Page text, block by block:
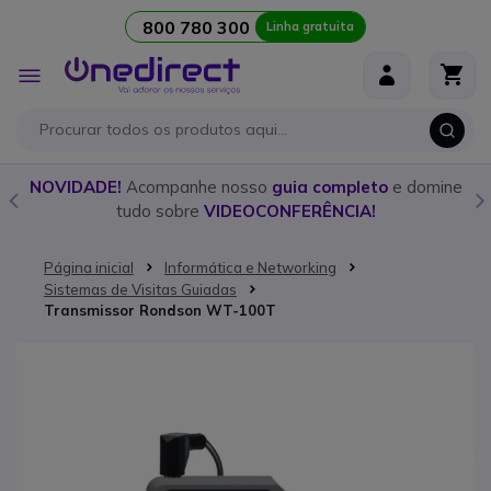
800 780 300 Linha gratuita
Alternar
Nav
NOVIDADE! Acompanhe nosso guia completoe domine
tudo sobre VIDEOCONFERÊNCIA!
Página inicial
Informática e Networking
Sistemas de Visitas Guiadas
Transmissor Rondson WT-100T